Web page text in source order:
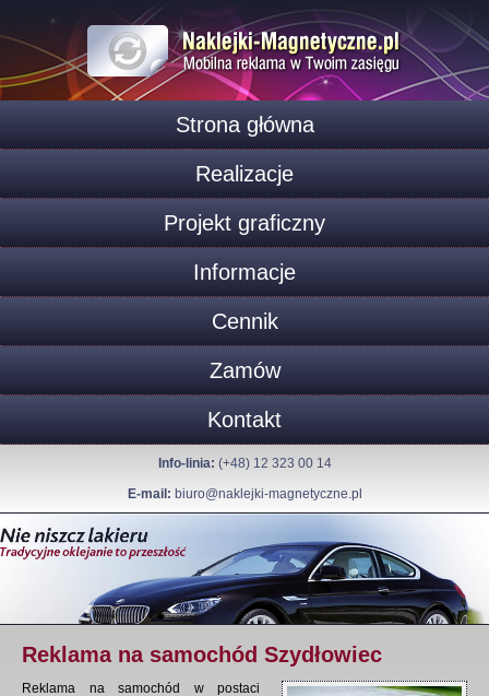
Strona główna
Realizacje
Projekt graficzny
Informacje
Cennik
Zamów
Kontakt
Info-linia: (+48) 12 323 00 14
E-mail: biuro@naklejki-magnetyczne.pl
Reklama na samochód Szydłowiec
Reklama na samochód w postaci